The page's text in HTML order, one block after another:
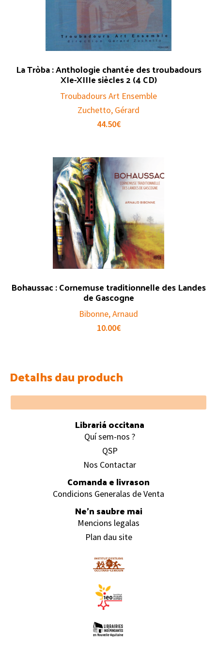
La Tròba : Anthologie chantée des troubadours
XIe-XIIIe siècles 2 (4 CD)
Troubadours Art Ensemble
Zuchetto, Gérard
44.50€
Bohaussac : Cornemuse traditionnelle des Landes
de Gascogne
Bibonne, Arnaud
10.00€
Detalhs dau produch
Footer
Librariá occitana
Quí sem-nos ?
QSP
Nos Contactar
Comanda e livrason
Condicions Generalas de Venta
Ne’n saubre mai
Mencions legalas
Plan dau site